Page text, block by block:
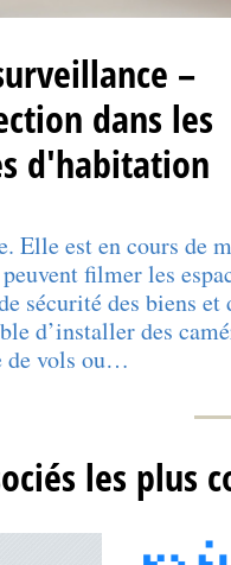
–
dans les
d'habitation
Elle est en cours de
filmer les
sécurité des biens et
d’installer des
de vols ou…
les plus